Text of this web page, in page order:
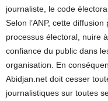
journaliste, le code
Selon l’ANP, cette
processus électoral, nuire
confiance du public dans
organisation. En
Abidjan.net doit cesser
journalistiques sur toutes